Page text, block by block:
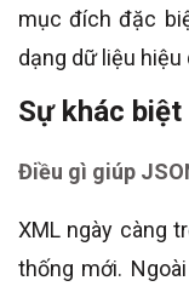
mục đích đặc
dạng dữ liệu hiệu
Sự khác
Điều gì giúp
XML ngày càng
thống mới.